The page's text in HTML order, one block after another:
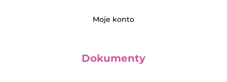
Moje konto
Dokumenty